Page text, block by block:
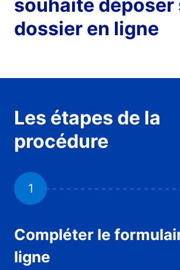
souhaite déposer
dossier en ligne
Les étapes de la
procédure
1
Compléter le
ligne